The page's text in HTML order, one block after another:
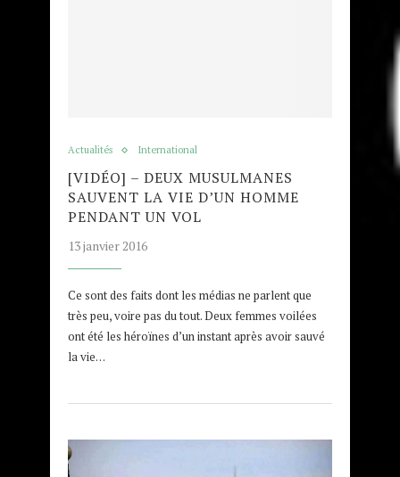
Actualités International
[VIDÉO] – DEUX MUSULMANES
SAUVENT LA VIE D’UN HOMME
PENDANT UN VOL
13 janvier 2016
Ce sont des faits dont les médias ne parlent que
très peu, voire pas du tout. Deux femmes voilées
ont été les héroïnes d’un instant après avoir sauvé
la vie…